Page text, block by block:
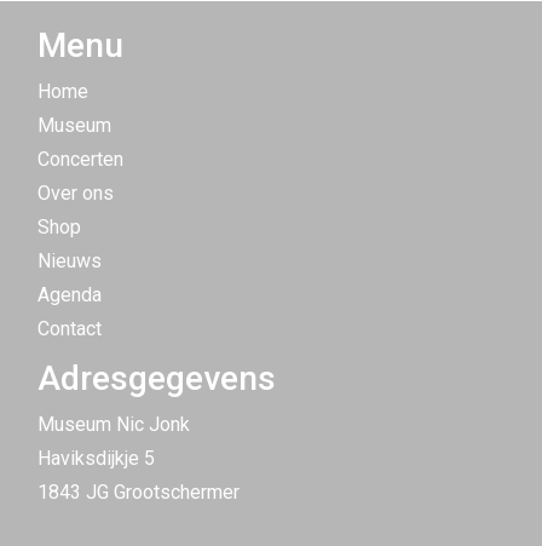
Menu
Home
Museum
Concerten
Over ons
Shop
Nieuws
Agenda
Contact
Adresgegevens
Museum Nic Jonk
Haviksdijkje 5
1843 JG Grootschermer